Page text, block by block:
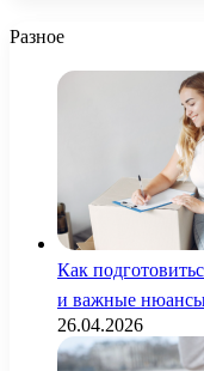
Разное
Как
и важные
26.04.2026